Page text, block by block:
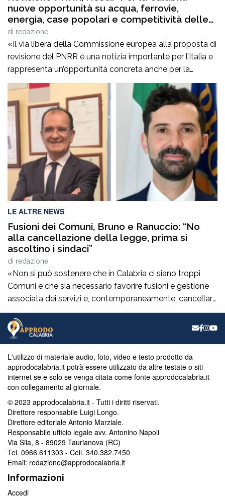
nuove opportunità su acqua, ferrovie,
energia, case popolari e competitività delle
imprese”
di redazione
«Il via libera della Commissione europea alla proposta di
revisione del PNRR è una notizia importante per l’Italia e
rappresenta un’opportunità concreta anche per la
Calabria. La valutazione positiva conferma la credibilità
del Governo Meloni in Europa e dimostra che, con
serietà e capacità di programmazione, gli strumenti
europei possono essere orientati verso le esigenze […]
LE ALTRE NEWS
Fusioni dei Comuni, Bruno e Ranuccio: “No
alla cancellazione della legge, prima si
ascoltino i sindaci”
di redazione
«Non si può sostenere che in Calabria ci siano troppi
Comuni e che sia necessario favorire fusioni e gestione
associata dei servizi e, contemporaneamente, cancellare
la legge regionale che sostiene proprio questi processi.
Prima di procedere con l’abrogazione della legge 15 del
2006 occorre ascoltare i sindaci e valutare con
L'utilizzo di materiale audio, foto, video e testo prodotto da
approdocalabria.it potrà essere utilizzato da altre testate o siti
internet se e solo se venga citata come fonte approdocalabria.it
con collegamento al giornale.
© 2023 approdocalabria.it - Tutti i diritti riservati.
Direttore responsabile Luigi Longo.
Direttore editoriale Antonio Marziale.
Responsabile ufficio legale avv. Antonino Napoli
Via Sila, 8 - 89029 Taurianova (RC)
Tel. 0966.611303 - Cell. 340.382.7450
Email: redazione@approdocalabria.it
Informazioni
Accedi